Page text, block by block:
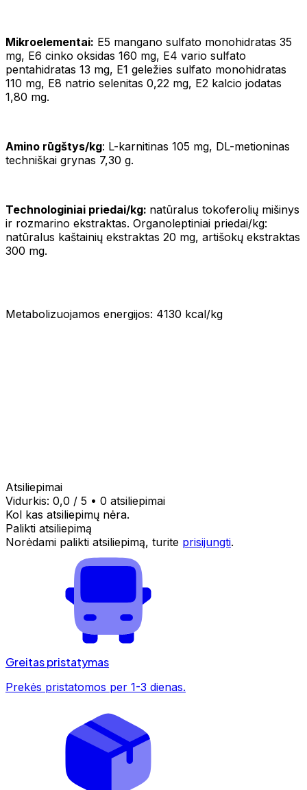
Mikroelementai: E5 mangano sulfato monohidratas 35
mg, E6 cinko oksidas 160 mg, E4 vario sulfato
pentahidratas 13 mg, E1 geležies sulfato monohidratas
110 mg, E8 natrio selenitas 0,22 mg, E2 kalcio jodatas
1,80 mg.
Amino rūgštys/kg: L-karnitinas 105 mg, DL-metioninas
techniškai grynas 7,30 g.
Technologiniai priedai/kg: natūralus tokoferolių mišinys
ir rozmarino ekstraktas. Organoleptiniai priedai/kg:
natūralus kaštainių ekstraktas 20 mg, artišokų ekstraktas
300 mg.
Metabolizuojamos energijos: 4130 kcal/kg
Atsiliepimai
Vidurkis: 0,0 / 5 • 0 atsiliepimai
Kol kas atsiliepimų nėra.
Palikti atsiliepimą
Norėdami palikti atsiliepimą, turite prisijungti.
Greitas pristatymas
Prekės pristatomos per 1-3 dienas.